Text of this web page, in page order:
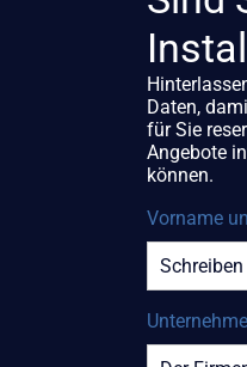
Daten,
für Sie
Angebote
können.
Vorname